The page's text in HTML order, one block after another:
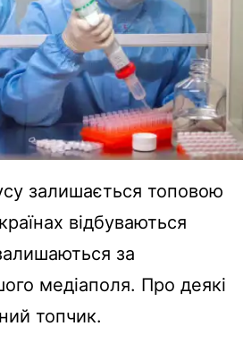
залишається топовою
відбуваються
за
медіаполя. Про деякі
топчик.